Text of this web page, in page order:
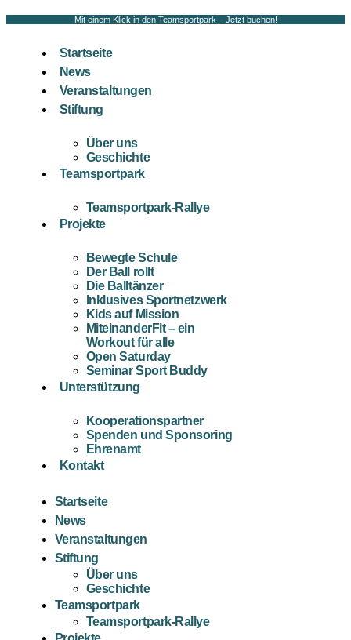
Mit einem Klick in den Teamsportpark – Jetzt buchen!
Startseite
News
Veranstaltungen
Stiftung
Über uns
Geschichte
Teamsportpark
Teamsportpark-Rallye
Projekte
Bewegte Schule
Der Ball rollt
Die Balltänzer
Inklusives Sportnetzwerk
Kids auf Mission
MiteinanderFit – ein
Workout für alle
Open Saturday
Seminar Sport Buddy
Unterstützung
Kooperationspartner
Spenden und Sponsoring
Ehrenamt
Kontakt
Startseite
News
Veranstaltungen
Stiftung
Über uns
Geschichte
Teamsportpark
Teamsportpark-Rallye